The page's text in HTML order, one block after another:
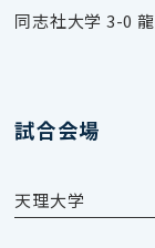
同志社大学 3-0
試合会場
天理大学